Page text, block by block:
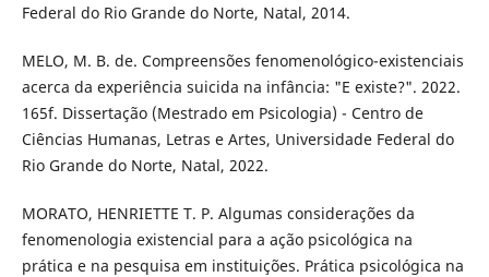
Federal do Rio Grande do Norte, Natal, 2014.
MELO, M. B. de. Compreensões fenomenológico-existenciais
acerca da experiência suicida na infância: "E existe?". 2022.
165f. Dissertação (Mestrado em Psicologia) - Centro de
Ciências Humanas, Letras e Artes, Universidade Federal do
Rio Grande do Norte, Natal, 2022.
MORATO, HENRIETTE T. P. Algumas considerações da
fenomenologia existencial para a ação psicológica na
prática e na pesquisa em instituições. Prática psicológica na